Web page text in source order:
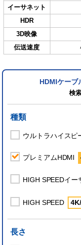
イーサネット
HDR
3D映像
伝送速度
HDMIケー
検
種類
ウルトラハイスピ
プレミアムHDMI
HIGH SPEEDイー
HIGH SPEED
長さ